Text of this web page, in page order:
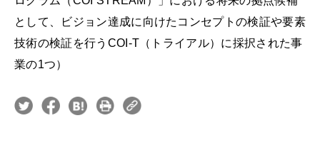
として、ビジョン達成に向けたコンセプトの検証や要素
技術の検証を行うCOI-T（トライアル）に採択された事
業の1つ）